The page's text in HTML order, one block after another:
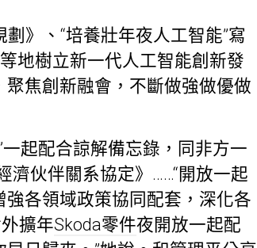
》、“培養壯年夜人工智能”寫
地樹立新一代人工智能創新發
焦創新融會，不斷做強做優做
起配合諒解備忘錄，同非方一
濟伙伴關系協定》……“開放一起
各領域政策協同配套，深化各
擴年Skoda零件夜開放一起配